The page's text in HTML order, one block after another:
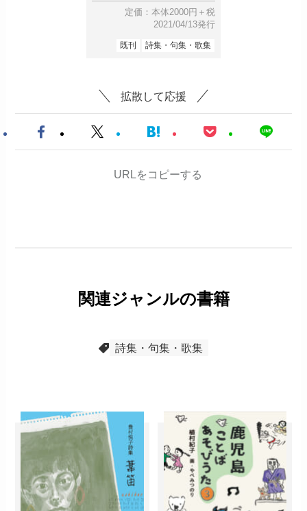
定価：本体2000円＋税
2021/04/13発行
既刊 詩集・句集・歌集
拡散して応援
URLをコピーする
関連ジャンルの書籍
詩集・句集・歌集